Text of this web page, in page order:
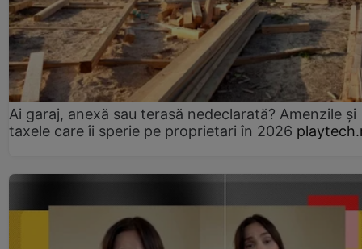
Ai garaj, anexă sau terasă nedeclarată? Amenzile și
taxele care îi sperie pe proprietari în 2026